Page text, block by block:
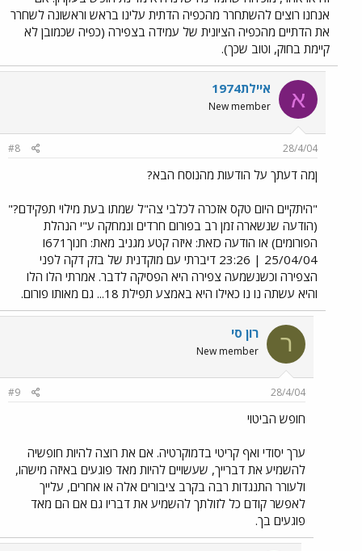
אנחנו רוצים להשתחרר מהכפיה הדתית עלינו בראש וראשונה לשחרר
את הדתיים מהכפיה הציונית של עמידה בצפירה (כפיה שכמובן לא
קיימת בחוק, וטוב שכך).
א איילת1974
New member
28/4/04
#8
ןמה דעתך על הודעות מהנוסח הבא?
"היתקיים היום טקס אזכרה לכלבי צה"ל שמתו בעת מילוי תפקידם?"
(הודעה שנשארה זמן רב בפורום חרדים ונמחקה ע"י הנהלת
הפורומים) או הודעה כזאת: איזה קטע מגניב מאת: חנוך671ו
25/04/04 | 23:26 דיברתי עם מוקדנית של בזק דקה לפני
הצפירה וכשנשמעה צפירה היא הפסיקה לדבר. אמרתי הלו הלו
והיא עשתה נו נו כאילו היא באמצע תפילת 18... גם מאותו פורום.
ר רון סי
New member
28/4/04
#9
חופש הביטוי
ערך יסודי ואף קריטי בדמוקרטיה. אם את רוצה להיות חופשיה
להשמיע את דברייך, שעשויים להיות מאד פוגעים באיזה מישהו,
ולעורר התנגדות רבה בקרב ציבורים אלה או אחרים, עלייך
לאפשר קודם כל לזולתך להשמיע את דבריו גם אם הם מאד
פוגעים בך.